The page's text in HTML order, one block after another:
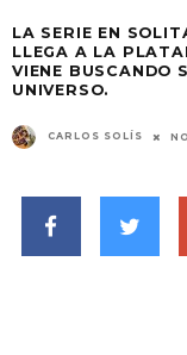
LA SERIE EN
LLEGA A LA
VIENE BUSCANDO
UNIVERSO.
CARLOS SOLÍS